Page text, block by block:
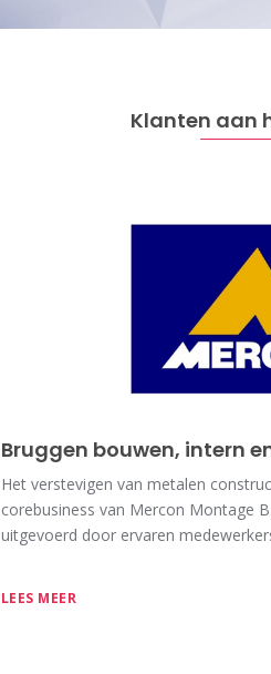
Klanten aan
Bruggen bouwen, intern
Het verstevigen van metalen
corebusiness van Mercon Montage
uitgevoerd door ervaren
LEES MEER